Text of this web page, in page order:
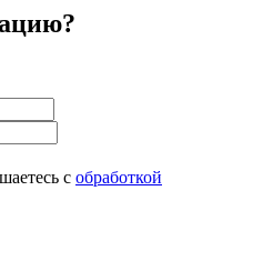
с обработкой